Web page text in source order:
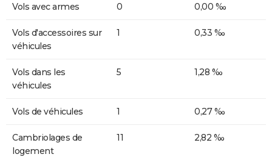
Vols avec armes 0 0,00 ‰
Vols d'accessoires sur
véhicules
1 0,33 ‰
Vols dans les
véhicules
5 1,28 ‰
Vols de véhicules 1 0,27 ‰
Cambriolages de
logement
11 2,82 ‰